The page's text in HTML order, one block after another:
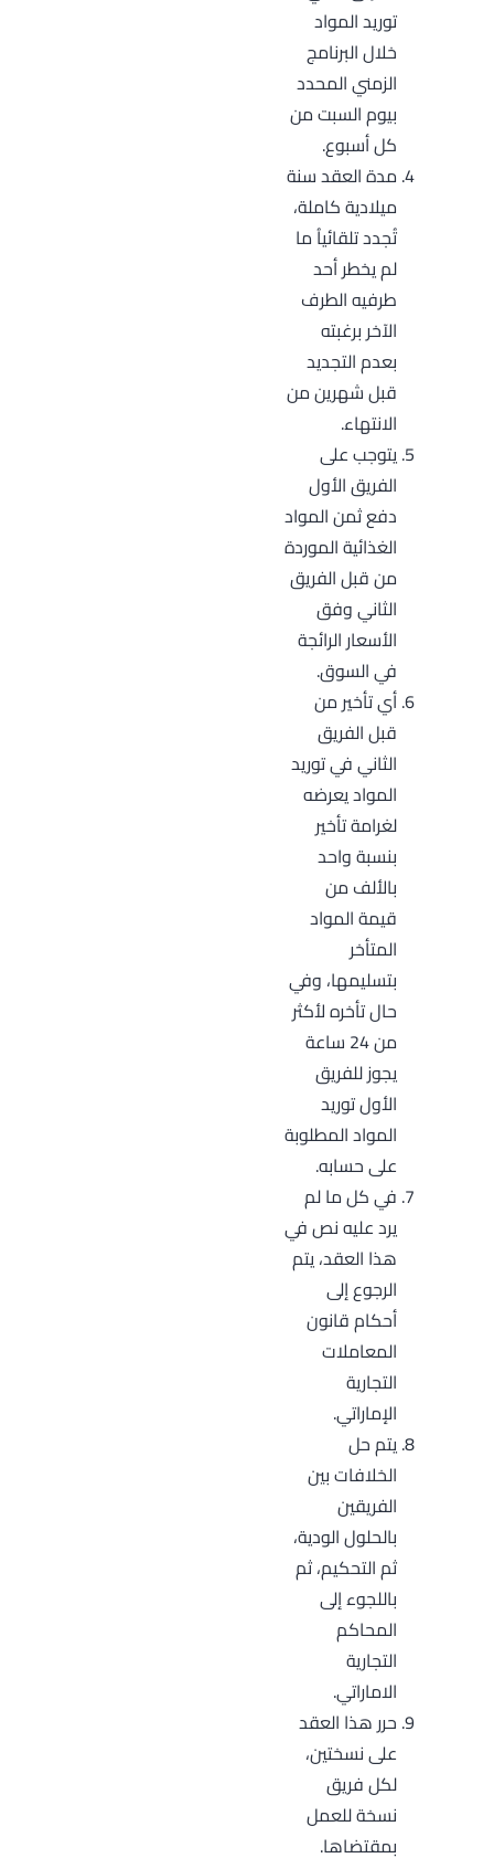
توريد المواد
خلال البرنامج
الزمني المحدد
بيوم السبت من
كل أسبوع.
مدة العقد سنة
ميلادية كاملة،
تُجدد تلقائياُ ما
لم يخطر أحد
طرفيه الطرف
الآخر برغبته
بعدم التجديد
قبل شهرين من
الانتهاء.
يتوجب على
الفريق الأول
دفع ثمن المواد
الغذائية الموردة
من قبل الفريق
الثاني وفق
الأسعار الرائجة
في السوق.
أي تأخير من
قبل الفريق
الثاني في توريد
المواد يعرضه
لغرامة تأخير
بنسبة واحد
بالألف من
قيمة المواد
المتأخر
بتسليمها، وفي
حال تأخره لأكثر
من 24 ساعة
يجوز للفريق
الأول توريد
المواد المطلوبة
على حسابه.
في كل ما لم
يرد عليه نص في
هذا العقد، يتم
الرجوع إلى
أحكام قانون
المعاملات
التجارية
الإماراتي.
يتم حل
الخلافات بين
الفريقين
بالحلول الودية،
ثم التحكيم، ثم
باللجوء إلى
المحاكم
التجارية
الاماراتي.
حرر هذا العقد
على نسختين،
لكل فريق
نسخة للعمل
بمقتضاها.